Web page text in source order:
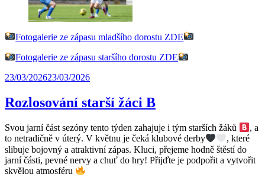
Fotogalerie ze zápasu mladšího dorostu ZDE
Fotogalerie ze zápasu staršího dorostu ZDE
23/03/202623/03/2026
Rozlosování starší žáci B
Svou jarní část sezóny tento týden zahajuje i tým starších žáků
, a
to netradičně v úterý. V květnu je čeká klubové derby
, které
slibuje bojovný a atraktivní zápas. Kluci, přejeme hodně štěstí do
jarní části, pevné nervy a chuť do hry! Přijďte je podpořit a vytvořit
skvělou atmosféru